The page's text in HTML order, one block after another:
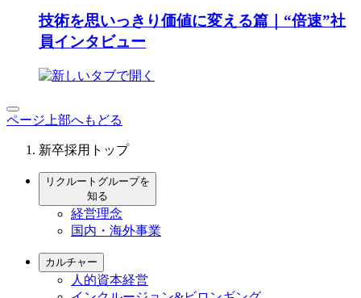
技術を思いっきり価値に変える篇｜“倍速”社
員インタビュー
ページ上部へもどる
新卒採用トップ
リクルートグループを
知る
経営理念
国内・海外事業
カルチャー
人的資本経営